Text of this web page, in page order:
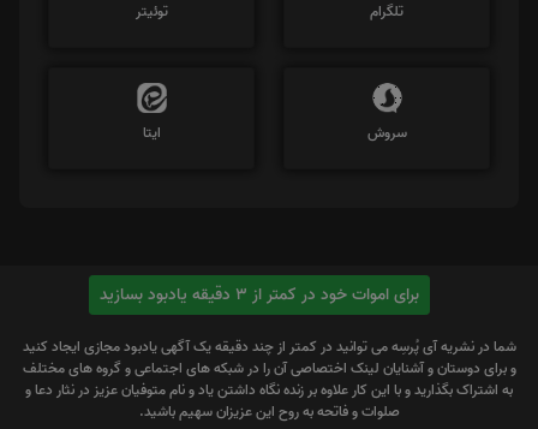
تلگرام توئیتر
سروش ایتا
برای اموات خود در کمتر از 3 دقیقه یادبود بسازید
شما در نشریه آی پُرسِه می توانید در کمتر از چند دقیقه یک آگهی یادبود مجازی ایجاد کنید
و برای دوستان و آشنایان لینک اختصاصی آن را در شبکه های اجتماعی و گروه های مختلف
به اشتراک بگذارید و با این کار علاوه بر زنده نگاه داشتن یاد و نام متوفیان عزیز در نثار دعا و
صلوات و فاتحه به روح این عزیزان سهیم باشید.